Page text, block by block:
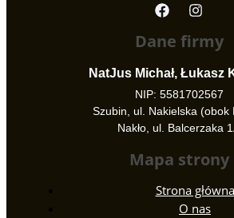
Dane firmy
NatJus Michał, Łukasz
NIP: 5581702567
Szubin, ul. Nakielska (obok
Nakło, ul. Balcerzaka
Mapa strony
Strona główna
O nas